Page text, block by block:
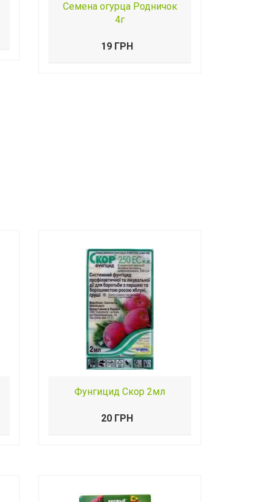
Семена огурца Родничок
4г
19 ГРН
Фунгицид Скор 2мл
20 ГРН